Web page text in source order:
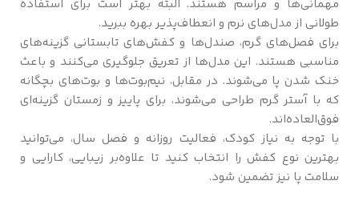
مهمانی‌ها و مراسم هستند. البته بهتر است برای استفاده
طولانی از مدل‌های نرم و انعطاف‌پذیر بهره ببرید.
برای فصل‌های گرم، صندل‌ها و کفش‌های تابستانی گزینه‌های
مناسبی هستند. این مدل‌ها از تعریق جلوگیری می‌کنند و باعث
خنک شدن پا می‌شوند. در مقابل، نیم‌بوت‌ها و بوت‌های بچگانه
که با آستر گرم طراحی می‌شوند، برای پاییز و زمستان گزینه‌ای
فوق‌العاده‌اند.
با توجه به نیاز کودک، فعالیت روزانه و فصل سال، می‌توانید
بهترین نوع کفش را انتخاب کنید تا علاوه‌بر زیبایی، کارایی و
سلامت پا نیز تضمین شود.